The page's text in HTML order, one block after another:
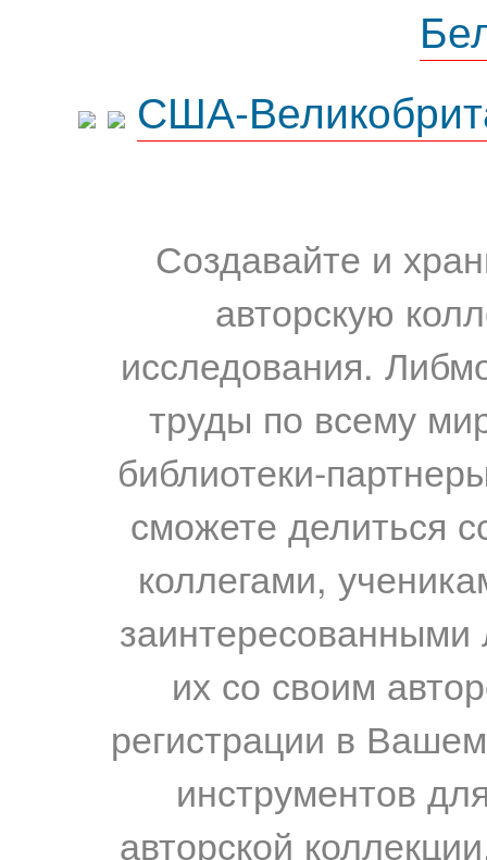
США-
Создавайте и
авторскую
исследования.
труды по всему
библиотеки-
сможете делиться
коллегами,
их со своим
регистрации в
инструментов
авторской